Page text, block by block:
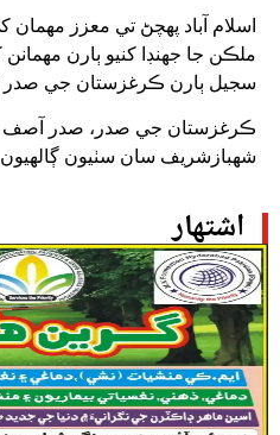
اشتهار
اسلام آباد پهچڻ تي معزز
ملڪن جا جهنڊا کنيو ٻارن
سجيل ٻارن ڪرغزستان جي صدر
ڪرغزستان جي صدر، صدر آصف
شھبازشريف سان سٺيون